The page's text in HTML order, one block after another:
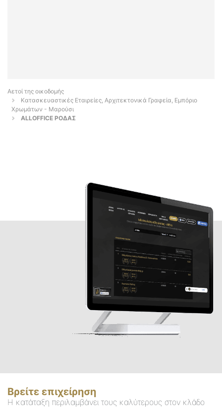
Αετοί της οικοδομής
Κατασκευαστικές Εταιρείες, Αρχιτεκτονικά Γραφεία, Εμπόριο
Χρωμάτων - Μαρούσι
ALLOFFICE ΡΟΔΑΣ
Βρείτε επιχείρηση
Η κατάταξη περιλαμβάνει τους καλύτερους στον κλάδο